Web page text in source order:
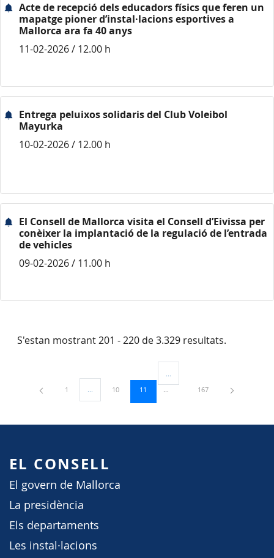
Acte de recepció dels educadors físics que feren un
mapatge pioner d’instal·lacions esportives a
Mallorca ara fa 40 anys
11-02-2026 / 12.00 h
Entrega peluixos solidaris del Club Voleibol
Mayurka
10-02-2026 / 12.00 h
El Consell de Mallorca visita el Consell d’Eivissa per
conèixer la implantació de la regulació de l’entrada
de vehicles
09-02-2026 / 11.00 h
S'estan mostrant 201 - 220 de 3.329 resultats.
Pàgina
1 ...Pàgines intermèdies Utilitzeu TAB per navegar.
Pàgina
10 Pàgina
11
Pàgines intermèdies Utilitzeu
Pàgina
167
EL CONSELL
El govern de Mallorca
La presidència
Els departaments
Les instal·lacions